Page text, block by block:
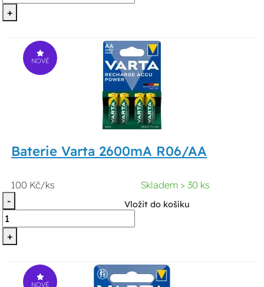
+
NOVÉ
Baterie Varta 2600mA R06/AA
100 Kč/ks
Skladem > 30 ks
-
+
Vložit do košíku
NOVÉ